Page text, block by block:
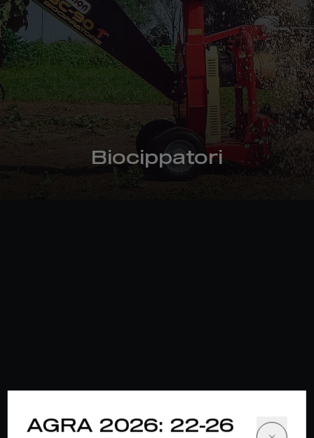
Biocippatori
AGRA 2026: 22-26